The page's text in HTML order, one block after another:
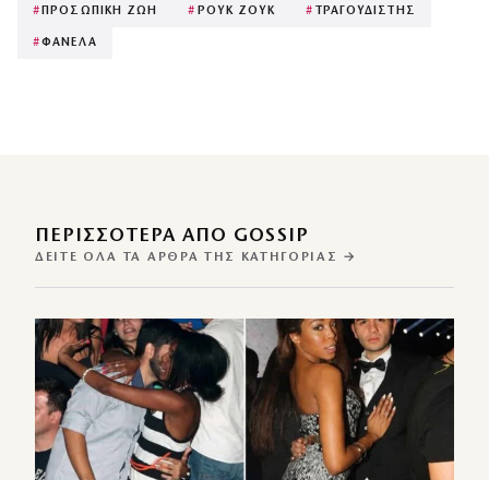
# ΠΡΟΣΩΠΙΚΗ ΖΩΗ # ΡΟΥΚ ΖΟΥΚ # ΤΡΑΓΟΥΔΙΣΤΗΣ
#ΦΑΝΕΛΑ
ΠΕΡΙΣΣΌΤΕΡΑ ΑΠΌ GOSSIP
ΔΕΊΤΕ ΌΛΑ ΤΑ ΆΡΘΡΑ ΤΗΣ ΚΑΤΗΓΟΡΊΑΣ →